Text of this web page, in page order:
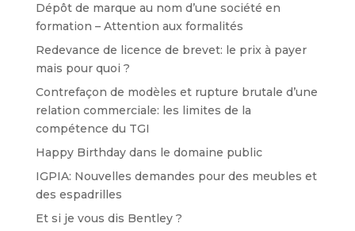
Dépôt de marque au nom d’une société en
formation – Attention aux formalités
Redevance de licence de brevet: le prix à payer
mais pour quoi ?
Contrefaçon de modèles et rupture brutale d’une
relation commerciale: les limites de la
compétence du TGI
Happy Birthday dans le domaine public
IGPIA: Nouvelles demandes pour des meubles et
des espadrilles
Et si je vous dis Bentley ?